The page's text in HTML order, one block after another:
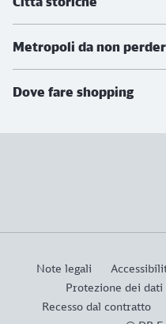
Metropoli da non
Dove fare shopping
Note legali
Protezione dei dati
Recesso dal contratto